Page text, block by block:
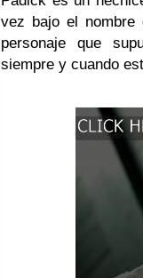
vez bajo el nombre
personaje que
siempre y cuando